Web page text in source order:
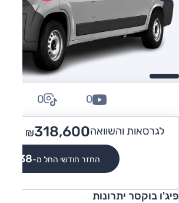
לגרסאות והשוואה ₪318,600 -
החזר חודשי החל מ-₪2,938
0
0
פיג'ו בוקסר יתרונות